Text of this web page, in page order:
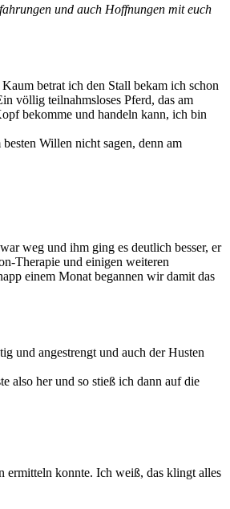
und auch Hoffnungen mit euch
betrat ich den Stall bekam ich schon
völlig teilnahmsloses Pferd, das am
bekomme und handeln kann, ich bin
Willen nicht sagen, denn am
weg und ihm ging es deutlich besser, er
Therapie und einigen weiteren
einem Monat begannen wir damit das
und angestrengt und auch der Husten
also her und so stieß ich dann auf die
ermitteln konnte. Ich weiß, das klingt alles